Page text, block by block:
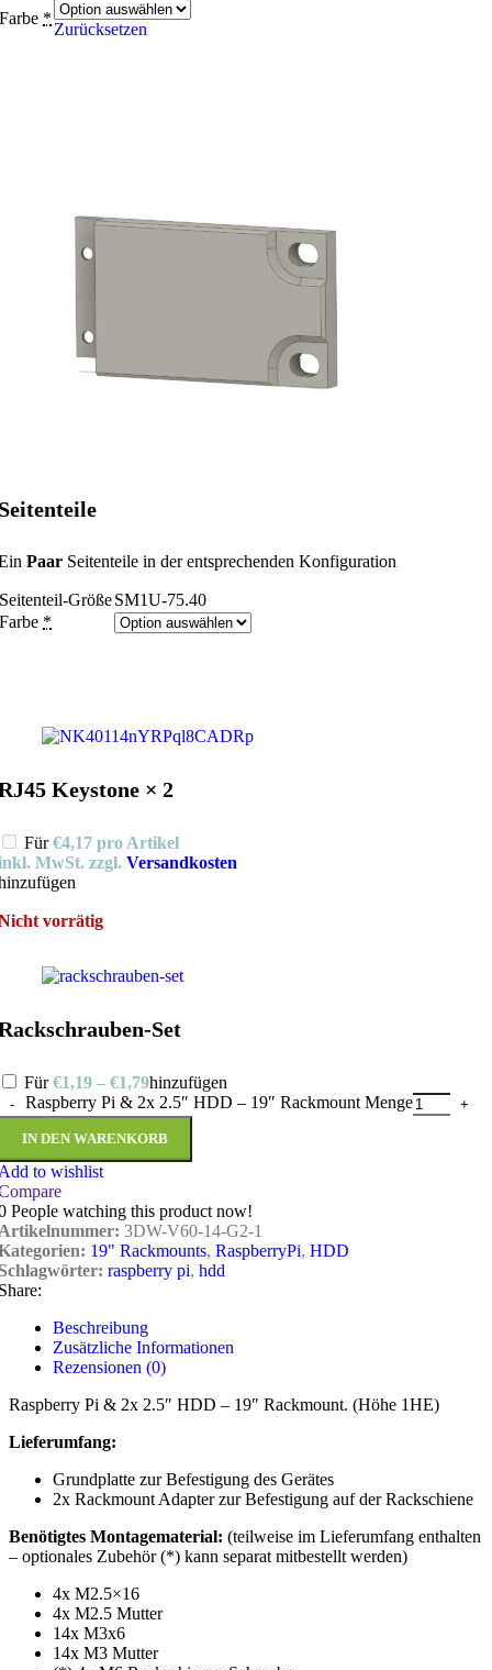
Farbe *
Zurücksetzen
Paar Seitenteile in der entsprechenden Konfiguration
Seitenteil-GrößeSM1U-75.40
Farbe *
Keystone × 2
Für€4,17 pro Artikel
MwSt. zzgl. Versandkosten
vorrätig
Set
Für€1,19 – €1,79hinzufügen
Raspberry Pi & 2x 2.5″ HDD – 19″ Rackmount Menge
IN DEN WARENKORB
to wishlist
People watching this product now!
3DW-V60-14-G2-1
19" Rackmounts, RaspberryPi, HDD
raspberry pi, hdd
Beschreibung
Zusätzliche Informationen
Rezensionen (0)
Raspberry Pi & 2x 2.5″ HDD – 19″ Rackmount. (Höhe 1HE)
Lieferumfang:
Grundplatte zur Befestigung des Gerätes
2x Rackmount Adapter zur Befestigung auf der Rackschiene
Benötigtes Montagematerial: (teilweise im Lieferumfang enthalten
– optionales Zubehör (*) kann separat mitbestellt werden)
4x M2.5×16
4x M2.5 Mutter
14x M3x6
14x M3 Mutter